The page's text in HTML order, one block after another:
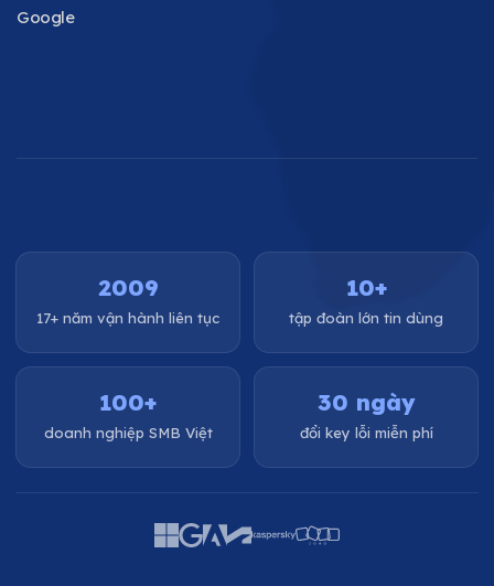
Google
2009
17+ năm vận hành liên tục
10+
tập đoàn lớn tin dùng
100+
doanh nghiệp SMB Việt
30 ngày
đổi key lỗi miễn phí